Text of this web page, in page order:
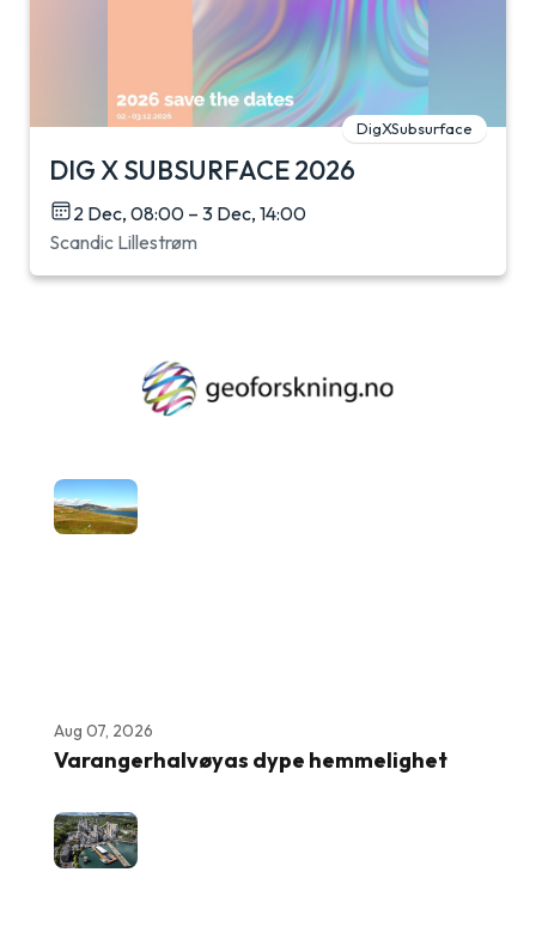
DigXSubsurface
DIG X SUBSURFACE 2026
2 Dec, 08:00 – 3 Dec, 14:00
Scandic Lillestrøm
Aug 07, 2026
Varangerhalvøyas dype hemmelighet